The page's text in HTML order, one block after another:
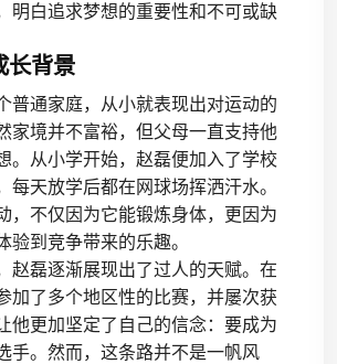
明白追求梦想的重要性和不可或缺
长背景
普通家庭，从小就表现出对运动的
家境并不富裕，但父母一直支持他
。从小学开始，赵磊便加入了学校
每天放学后都在网球场挥洒汗水。
，不仅因为它能锻炼身体，更因为
验到竞争带来的乐趣。
赵磊逐渐展现出了过人的天赋。在
加了多个地区性的比赛，并屡次获
他更加坚定了自己的信念：要成为
手。然而，这条路并不是一帆风